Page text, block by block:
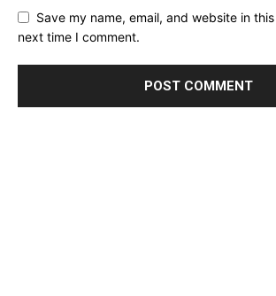
Save my name, email, and website in
next time I comment.